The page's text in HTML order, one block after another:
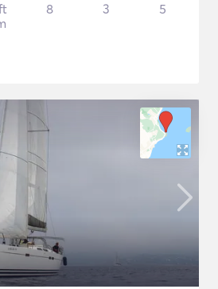
8 3 5